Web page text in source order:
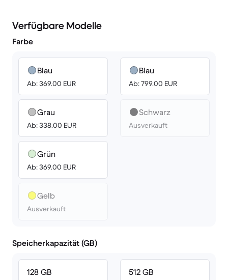
Verfügbare Modelle
Farbe
Blau
Ab: 369.00 EUR
Grau
Ab: 338.00 EUR
Grün
Ab: 369.00 EUR
Gelb
Ausverkauft
Blau
Ab: 799.00 EUR
Schwarz
Ausverkauft
Speicherkapazität (GB)
128 GB 512 GB